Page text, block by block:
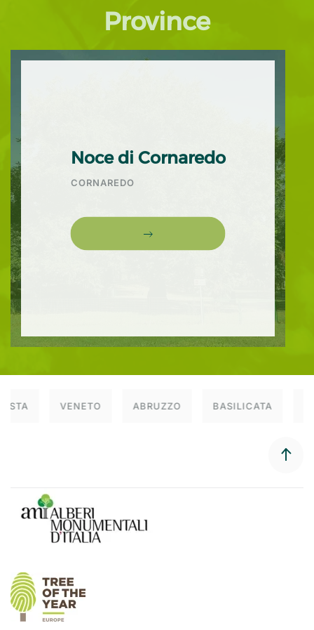
Province
Noce di Cornaredo
CORNAREDO
ABRUZZO BASILICATA
VENETO